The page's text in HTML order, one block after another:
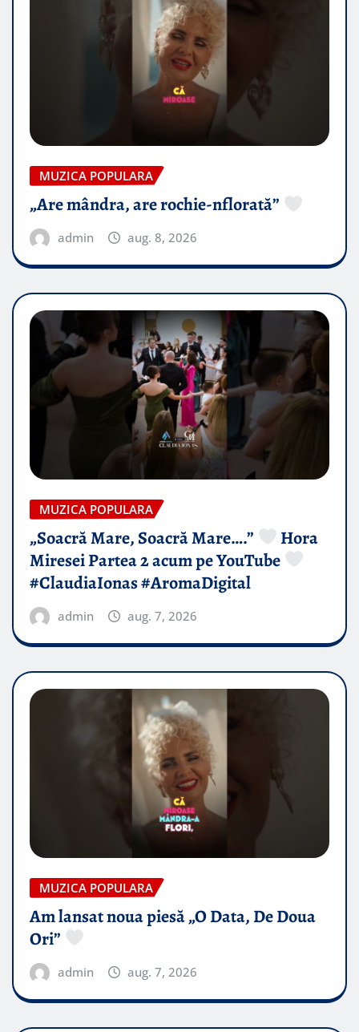
MUZICA POPULARA
„Are mândra, are rochie-nflorată”
admin aug. 8, 2026
MUZICA POPULARA
„Soacră Mare, Soacră Mare….”
Hora
Miresei Partea 2 acum pe YouTube
#ClaudiaIonas #AromaDigital
admin aug. 7, 2026
MUZICA POPULARA
Am lansat noua piesă „O Data, De Doua
Ori”
admin aug. 7, 2026